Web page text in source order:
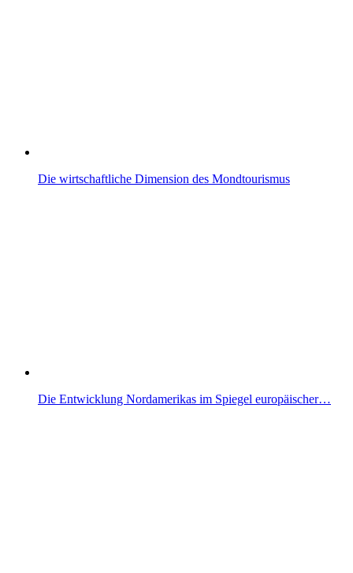
Die wirtschaftliche Dimension des Mondtourismus
Die Entwicklung Nordamerikas im Spiegel europäischer…